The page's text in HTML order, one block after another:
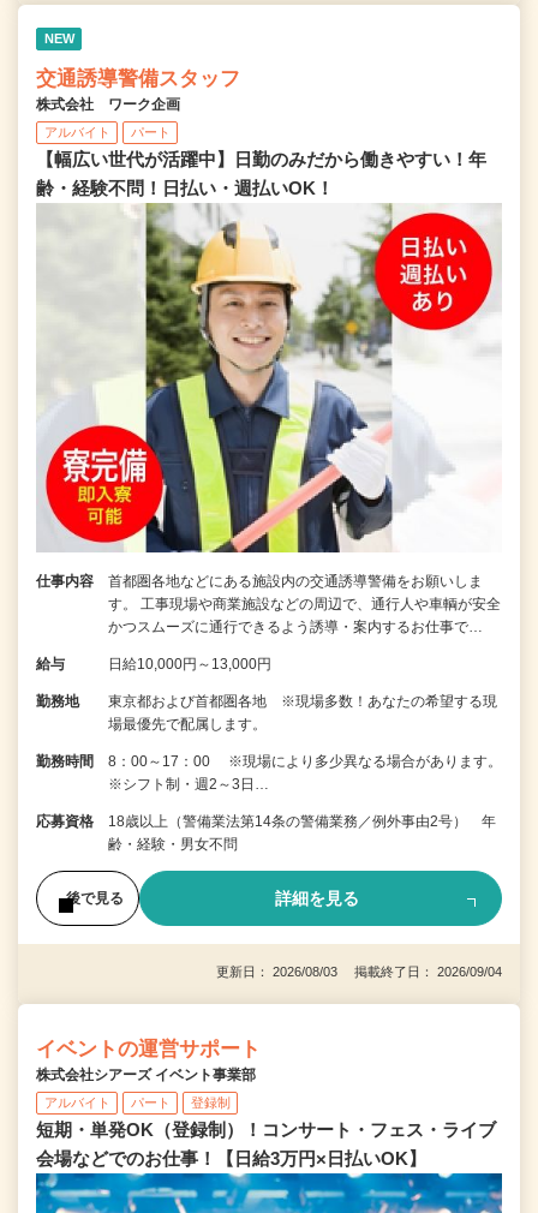
NEW
交通誘導警備スタッフ
株式会社 ワーク企画
アルバイト パート
【幅広い世代が活躍中】日勤のみだから働きやすい！年
齢・経験不問！日払い・週払いOK！
仕事内容
首都圏各地などにある施設内の交通誘導警備をお願いしま
す。 工事現場や商業施設などの周辺で、通行人や車輌が安全
かつスムーズに通行できるよう誘導・案内するお仕事で…
給与 日給10,000円～13,000円
勤務地
東京都および首都圏各地 ※現場多数！あなたの希望する現
場最優先で配属します。
勤務時間
8：00～17：00 ※現場により多少異なる場合があります。
※シフト制・週2～3日…
応募資格
18歳以上（警備業法第14条の警備業務／例外事由2号） 年
齢・経験・男女不問
後で見る 詳細を見る
更新日： 2026/08/03 掲載終了日： 2026/09/04
イベントの運営サポート
株式会社シアーズ イベント事業部
アルバイト パート 登録制
短期・単発OK（登録制）！コンサート・フェス・ライブ
会場などでのお仕事！【日給3万円×日払いOK】